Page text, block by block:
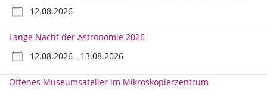
12.08.2026
Lange Nacht der Astronomie 2026
12.08.2026 - 13.08.2026
Offenes Museumsatelier im Mikroskopierzentrum